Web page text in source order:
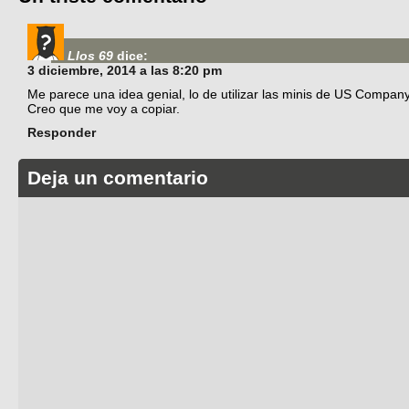
Llos 69 dice:
3 diciembre, 2014 a las 8:20 pm
Me parece una idea genial, lo de utilizar las minis de US
Creo que me voy a copiar.
Responder
Deja un comentario